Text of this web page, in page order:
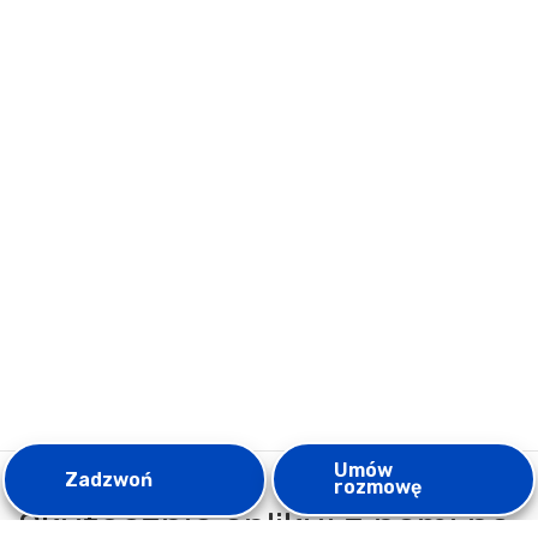
Zadzwoń Umów
rozmowę
Skutecznie aplikuj z nami na